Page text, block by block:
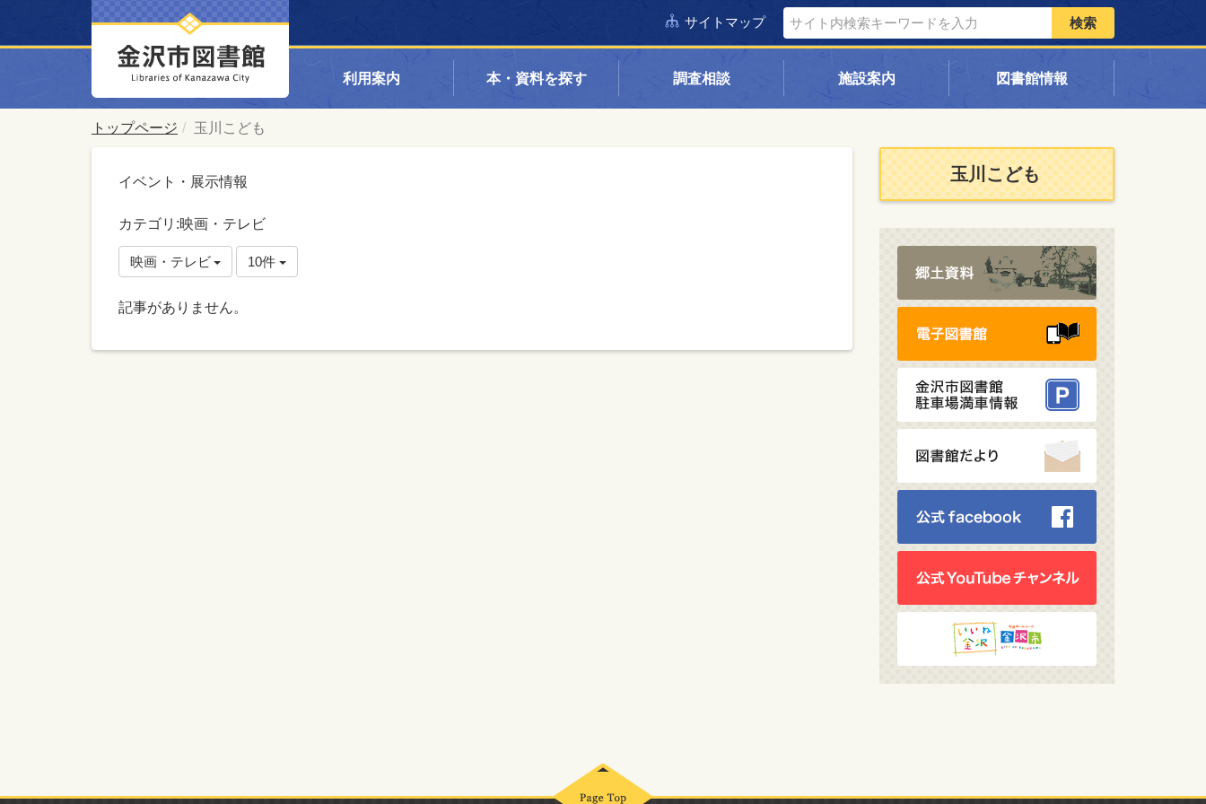
サイトマップ 検索
利用案内 本・資料を探す 調査相談 施設案内 図書館情報
トップページ 玉川こども
イベント・展示情報
カテゴリ:映画・テレビ
映画・テレビ 10件
記事がありません。
玉川こども